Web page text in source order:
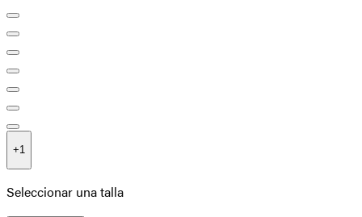
+1
Seleccionar una talla